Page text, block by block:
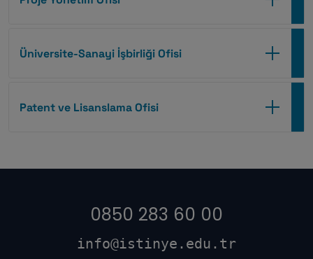
Üniversite-Sanayi İşbirliği Ofisi
Patent ve Lisanslama Ofisi
0850 283 60 00
info@istinye.edu.tr